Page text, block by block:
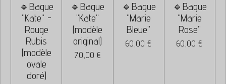
🔹Bague
"Kate" -
Rouge
Rubis
(modèle
ovale
doré)
🔹Bague
"Kate"
(modèle
original)
70,00 €
🔹Bague
"Marie
Bleue"
60,00 €
🔹Bague
"Marie
Rose"
60,00 €